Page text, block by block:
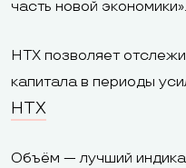
часть новой экономики».
HTX позволяет
капитала в периоды
HTX
Объём — лучший